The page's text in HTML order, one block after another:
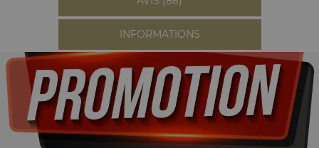
INFORMATIONS